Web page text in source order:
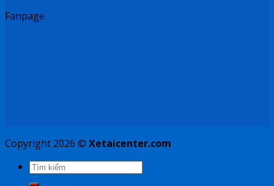
Fanpage
Copyright 2026 © Xetaicenter.com